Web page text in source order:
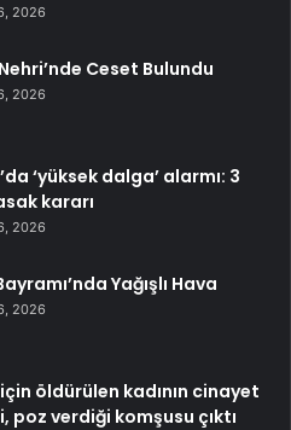
2026
Ceset Bulundu
2026
‘yüksek dalga’ alarmı: 3
kararı
2026
Yağışlı Hava
2026
öldürülen kadının cinayet
poz verdiği komşusu çıktı